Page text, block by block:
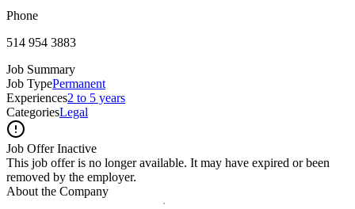
Phone
514 954 3883
Job Summary
Job TypePermanent
Experiences2 to 5 years
CategoriesLegal
Job Offer Inactive
This job offer is no longer available. It may have expired or been
removed by the employer.
About the Company